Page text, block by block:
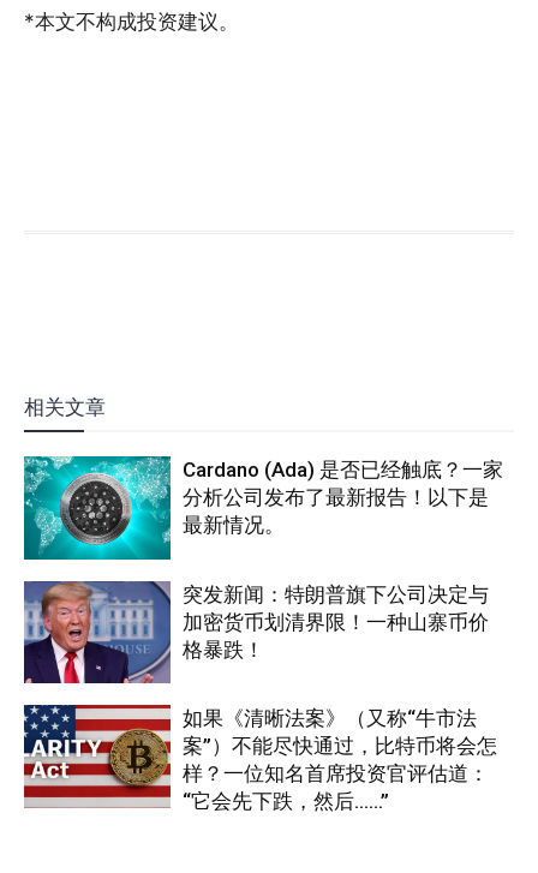
*本文不构成投资建议。
相关文章
Cardano (Ada) 是否已经触底？一家
分析公司发布了最新报告！以下是
最新情况。
突发新闻：特朗普旗下公司决定与
加密货币划清界限！一种山寨币价
格暴跌！
如果《清晰法案》（又称“牛市法
案”）不能尽快通过，比特币将会怎
样？一位知名首席投资官评估道：
“它会先下跌，然后……”